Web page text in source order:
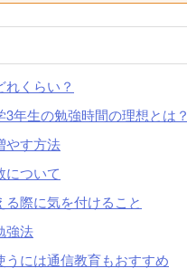
くらい？
年生の勉強時間の理想とは？
やす方法
について
際に気を付けること
強法
には通信教育もおすすめ